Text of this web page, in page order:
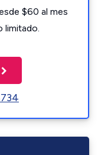
$60 al mes
limitado.